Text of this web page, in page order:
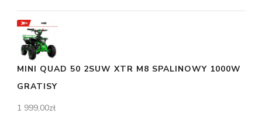
MINI QUAD 50 2SUW XTR M8 SPALINOWY 1000W
GRATISY
1 999,00zł